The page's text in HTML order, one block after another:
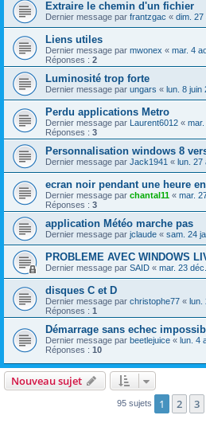
Extraire le chemin d'un fichier
Dernier message par frantzgac « dim. 27
Liens utiles
Dernier message par mwonex « mar. 4
Réponses : 2
Luminosité trop forte
Dernier message par ungars « lun. 8 juin
Perdu applications Metro
Dernier message par Laurent6012 «
Réponses : 3
Personnalisation windows 8
Dernier message par Jack1941 « lun. 27
ecran noir pendant une heure
Dernier message par chantal11 « mar.
Réponses : 3
application Météo marche pas
Dernier message par jclaude « sam. 24
PROBLEME AVEC WINDOWS
Dernier message par SAID « mar. 23
disques C et D
Dernier message par christophe77 « lun.
Réponses : 1
Démarrage sans echec
Dernier message par beetlejuice « lun. 4
Réponses : 10
Nouveau sujet
95 sujets 1 2 3